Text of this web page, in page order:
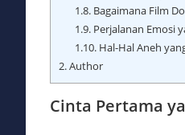
1.8.Bagaimana Film
1.9.Perjalanan Emosi
1.10.Hal-Hal Aneh
2.Author
Cinta Pertama